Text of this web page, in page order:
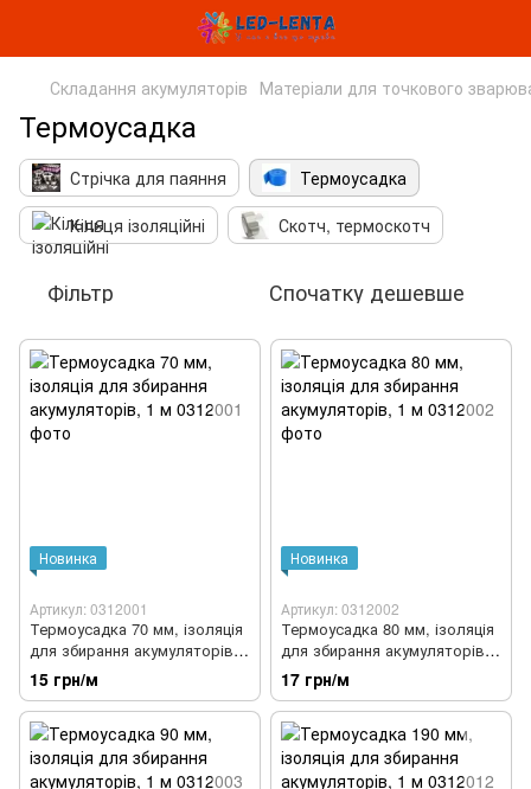
Складання акумуляторів Матеріали для точкового
Термоусадка
Стрічка для паяння
Термоусадка
Кільця ізоляційні
Скотч, термоскотч
Фільтр Спочатку дешевше
Новинка
Артикул: 0312001
Термоусадка 70 мм, ізоляція
для збирання акумуляторів,
1 м
15 грн/м
Новинка
Артикул: 0312002
Термоусадка 80 мм, ізоляція
для збирання акумуляторів,
1 м
17 грн/м